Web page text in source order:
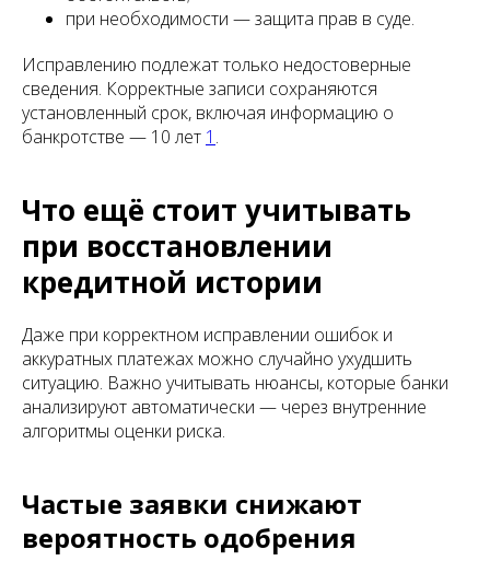
при необходимости — защита прав в суде.
Исправлению подлежат только недостоверные
сведения. Корректные записи сохраняются
установленный срок, включая информацию о
банкротстве — 10 лет 1 .
Что ещё стоит учитывать
при восстановлении
кредитной истории
Даже при корректном исправлении ошибок и
аккуратных платежах можно случайно ухудшить
ситуацию. Важно учитывать нюансы, которые банки
анализируют автоматически — через внутренние
алгоритмы оценки риска.
Частые заявки снижают
вероятность одобрения